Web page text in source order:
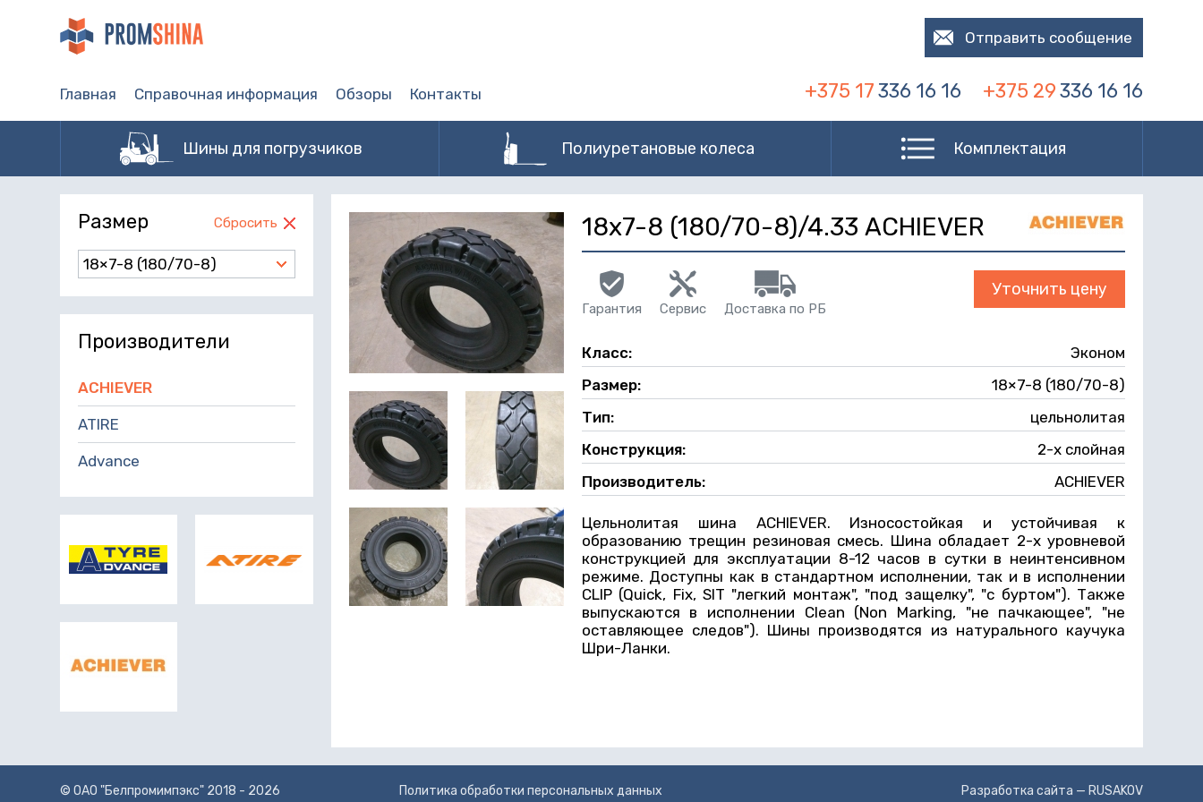
Главная Справочная информация Обзоры Контакты
Отправить сообщение
+375 17336 16 16 +375 29336 16 16
Шины для погрузчиков Полиуретановые колеса Комплектация
Сбросить
Размер
18×7-8 (180/70-8)
Производители
ACHIEVER
ATIRE
Advance
18х7-8 (180/70-8)/4.33 ACHIEVER
Гарантия Сервис Доставка по РБ
Уточнить цену
Класс:
Эконом
Размер:
18×7-8 (180/70-8)
Тип:
цельнолитая
Конструкция:
2-х слойная
Производитель:
ACHIEVER
Цельнолитая шина ACHIEVER. Износостойкая и устойчивая к
образованию трещин резиновая смесь. Шина обладает 2-х уровневой
конструкцией для эксплуатации 8-12 часов в сутки в неинтенсивном
режиме. Доступны как в стандартном исполнении, так и в исполнении
CLIP (Quick, Fix, SIT "легкий монтаж", "под защелку", "с буртом"). Также
выпускаются в исполнении Clean (Non Marking, "не пачкающее", "не
оставляющее следов"). Шины производятся из натурального каучука
Шри-Ланки.
© ОАО "Белпромимпэкс" 2018 - 2026 Политика обработки персональных данных Разработка сайта — RUSAKOV